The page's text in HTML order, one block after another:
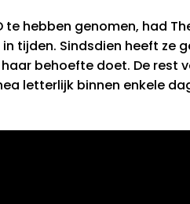
hebben genomen, had
tijden. Sindsdien heeft ze
behoefte doet. De rest
letterlijk binnen enkele